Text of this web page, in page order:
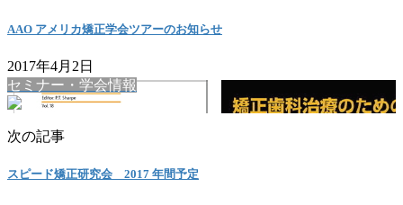
AAO アメリカ矯正学会ツアーのお知らせ
2017年4月2日
セミナー・学会情報
次の記事
スピード矯正研究会 2017 年間予定